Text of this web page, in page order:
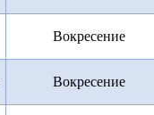
Вокресение
Вокресение